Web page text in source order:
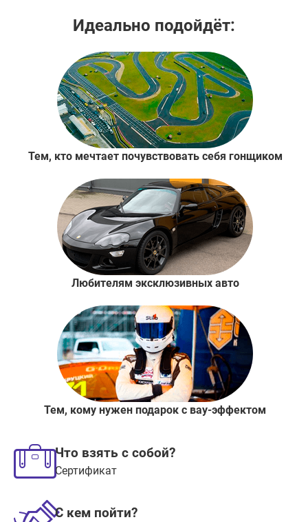
Идеально подойдёт:
Тем, кто мечтает почувствовать себя гонщиком
Любителям эксклюзивных авто
Тем, кому нужен подарок с вау-эффектом
Что взять с собой?
Сертификат
С кем пойти?